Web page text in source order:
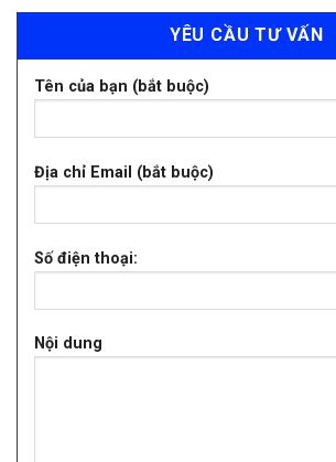
YÊU CẦU TƯ VẤN
Tên của bạn (bắt buộc)
Địa chỉ Email (bắt buộc)
Số điện thoại:
Nội dung